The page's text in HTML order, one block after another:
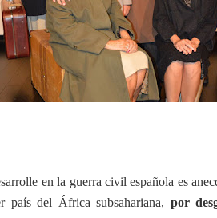
en la guerra civil española es
país del África subsahariana, por